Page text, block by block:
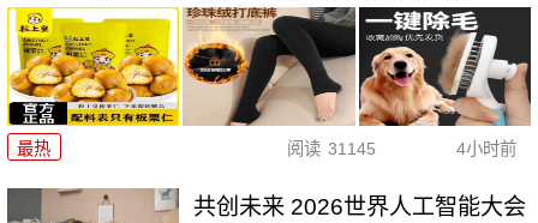
最热 阅读 31145 4小时前
共创未来 2026世界人工智能大会